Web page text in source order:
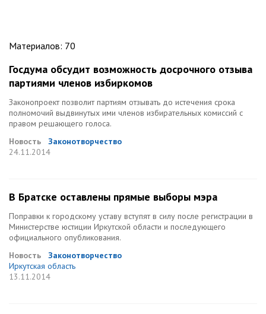
Материалов: 70
Госдума обсудит возможность досрочного отзыва
партиями членов избиркомов
Законопроект позволит партиям отзывать до истечения срока
полномочий выдвинутых ими членов избирательных комиссий с
правом решающего голоса.
Новость
Законотворчество
24.11.2014
В Братске оставлены прямые выборы мэра
Поправки к городскому уставу вступят в силу после регистрации в
Министерстве юстиции Иркутской области и последующего
официального опубликования.
Новость
Законотворчество
Иркутская область
13.11.2014